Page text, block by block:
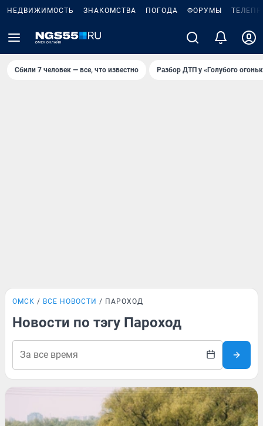
НЕДВИЖИМОСТЬ ЗНАКОМСТВА ПОГОДА ФОРУМЫ
Сбили 7 человек — все, что известно Разбор ДТП у «Голубого
ОМСК ВСЕ НОВОСТИ ПАРОХОД
Новости по тэгу Пароход